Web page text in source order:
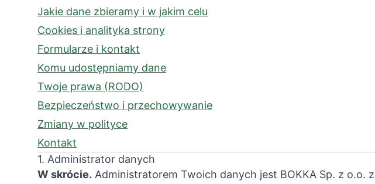
Jakie dane zbieramy i w jakim celu
Cookies i analityka strony
Formularze i kontakt
Komu udostępniamy dane
Twoje prawa (RODO)
Bezpieczeństwo i przechowywanie
Zmiany w polityce
Kontakt
1. Administrator danych
W skrócie. Administratorem Twoich danych jest BOKKA Sp. z o.o.